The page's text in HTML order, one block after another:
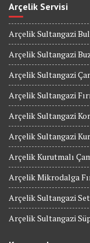
Arçelik Servisi
Arçelik Sultangazi
Arçelik Sultangazi
Arçelik Sultangazi
Arçelik Sultangazi
Arçelik Sultangazi
Arçelik Sultangazi
Arçelik Kurutmalı
Arçelik Mikrodalga
Arçelik Sultangazi
Arçelik Sultangazi